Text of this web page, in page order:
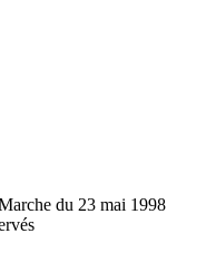
du 23 mai 1998